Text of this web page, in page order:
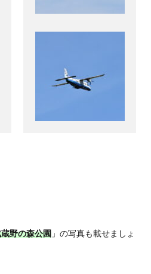
野の森公園 」の写真も載せましょ